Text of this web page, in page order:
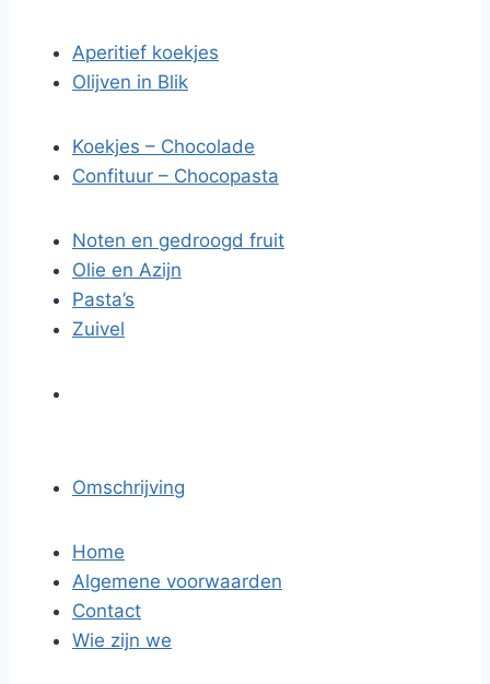
Aperitief koekjes
Olijven in Blik
Koekjes – Chocolade
Confituur – Chocopasta
Noten en gedroogd fruit
Olie en Azijn
Pasta’s
Zuivel
Omschrijving
Home
Algemene voorwaarden
Contact
Wie zijn we